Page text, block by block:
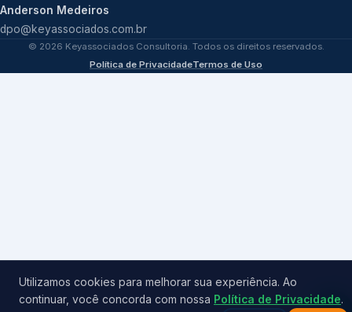
Anderson Medeiros
dpo@keyassociados.com.br
© 2026 Keyassociados Consultoria. Todos os direitos reservados.
Política de PrivacidadeTermos de Uso
Utilizamos cookies para melhorar sua experiência. Ao
continuar, você concorda com nossa Política de Privacidade.